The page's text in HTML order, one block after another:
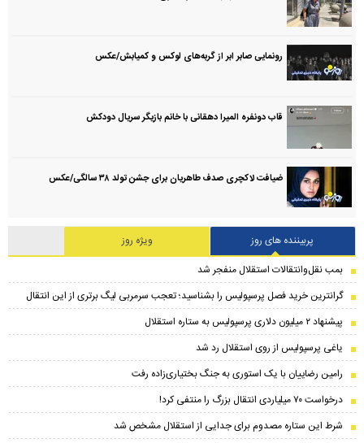
رونمایی صابر ابر از گربه‌های لوکس و کمیابش/عکس
قاب دونفره المیرا دهقانی با خانم بازیگر سریال دودکش
ضیافت لاکچری صدف طاهریان برای جشن تولد ۳۸ سالگی‌/عکس
پربیننده های روز
ویژه روز
بمب نقل‌وانتقالات استقلال منفجر شد
گرانترین خرید فصل پرسپولیس را بشناسید؛ تعجب سرمربی لیگ برتری از این انتقال
پیشنهاد ۲ میلیون دلاری پرسپولیس به ستاره استقلال
یاغی پرسپولیس از روی استقلال رد شد
رامین رضاییان با یک استوری به جنگ بختیاری‌زاده رفت
درخواست ۷۰ میلیاردی انتقال بزرگ را منتفی کرد!
شرط این ستاره مصدوم برای جدایی از استقلال مشخص شد